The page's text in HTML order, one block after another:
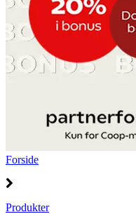
Forside
Produkter